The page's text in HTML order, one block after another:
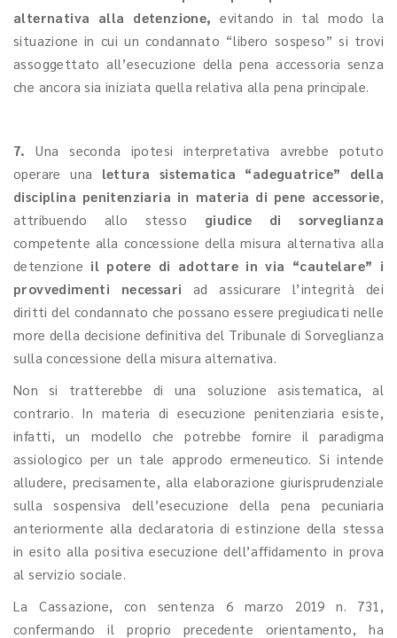
alternativa alla detenzione, evitando in tal modo la
situazione in cui un condannato “libero sospeso” si trovi
assoggettato all’esecuzione della pena accessoria senza
che ancora sia iniziata quella relativa alla pena principale.
7. Una seconda ipotesi interpretativa avrebbe potuto
operare una lettura sistematica “adeguatrice” della
disciplina penitenziaria in materia di pene accessorie,
attribuendo allo stesso giudice di sorveglianza
competente alla concessione della misura alternativa alla
detenzione il potere di adottare in via “cautelare” i
provvedimenti necessari ad assicurare l’integrità dei
diritti del condannato che possano essere pregiudicati nelle
more della decisione definitiva del Tribunale di Sorveglianza
sulla concessione della misura alternativa.
Non si tratterebbe di una soluzione asistematica, al
contrario. In materia di esecuzione penitenziaria esiste,
infatti, un modello che potrebbe fornire il paradigma
assiologico per un tale approdo ermeneutico. Si intende
alludere, precisamente, alla elaborazione giurisprudenziale
sulla sospensiva dell’esecuzione della pena pecuniaria
anteriormente alla declaratoria di estinzione della stessa
in esito alla positiva esecuzione dell’affidamento in prova
al servizio sociale.
La Cassazione, con sentenza 6 marzo 2019 n. 731,
confermando il proprio precedente orientamento, ha